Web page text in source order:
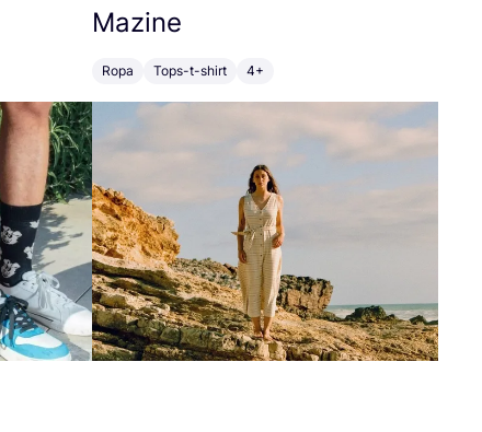
Mazine
Ropa Tops-t-shirt 4+